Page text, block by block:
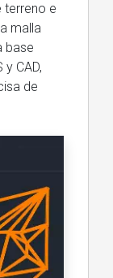
terreno e
malla
base
CAD,
de